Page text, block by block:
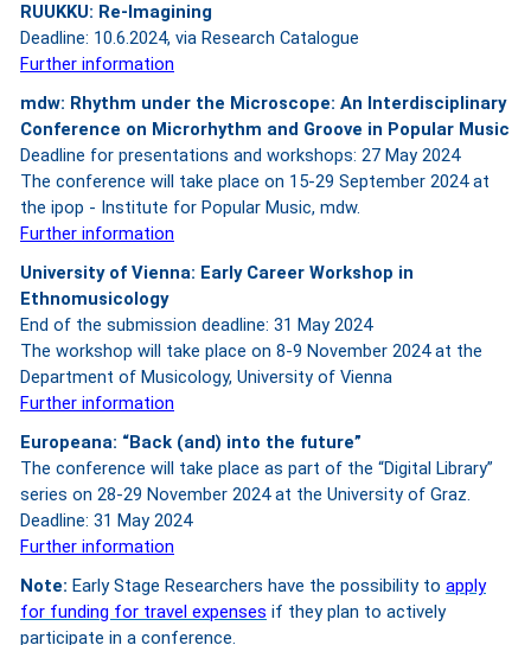
RUUKKU: Re-Imagining
Deadline: 10.6.2024, via Research Catalogue
Further information
mdw: Rhythm under the Microscope: An Interdisciplinary
Conference on Microrhythm and Groove in Popular Music
Deadline for presentations and workshops: 27 May 2024
The conference will take place on 15-29 September 2024 at
the ipop - Institute for Popular Music, mdw.
Further information
University of Vienna: Early Career Workshop in
Ethnomusicology
End of the submission deadline: 31 May 2024
The workshop will take place on 8-9 November 2024 at the
Department of Musicology, University of Vienna
Further information
Europeana: “Back (and) into the future”
The conference will take place as part of the “Digital Library”
series on 28-29 November 2024 at the University of Graz.
Deadline: 31 May 2024
Further information
Note: Early Stage Researchers have the possibility to apply
for funding for travel expenses if they plan to actively
participate in a conference.